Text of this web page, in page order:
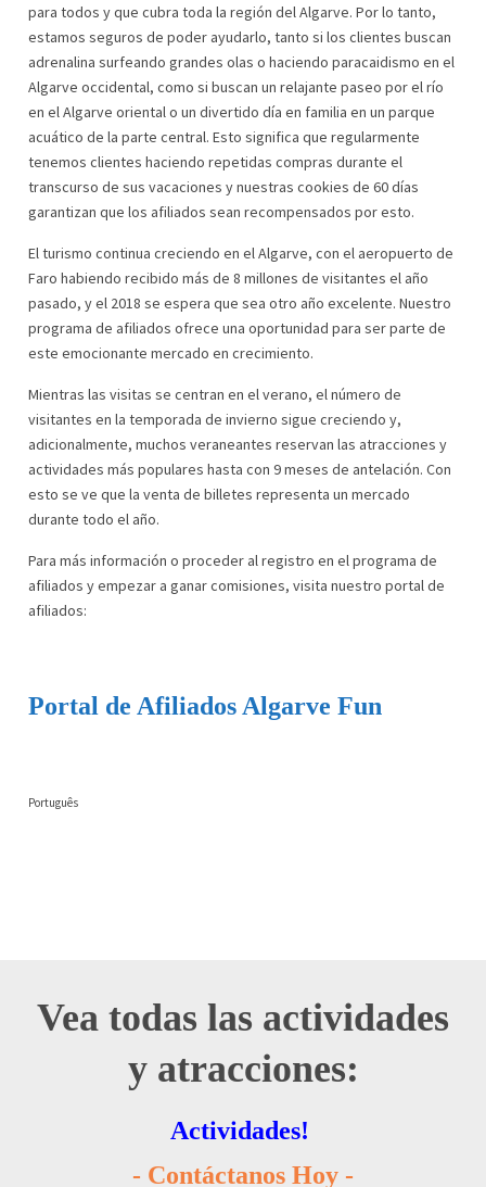
para todos y que cubra toda la región del Algarve. Por lo tanto,
estamos seguros de poder ayudarlo, tanto si los clientes buscan
adrenalina surfeando grandes olas o haciendo paracaidismo en el
Algarve occidental, como si buscan un relajante paseo por el río
en el Algarve oriental o un divertido día en familia en un parque
acuático de la parte central. Esto significa que regularmente
tenemos clientes haciendo repetidas compras durante el
transcurso de sus vacaciones y nuestras cookies de 60 días
garantizan que los afiliados sean recompensados por esto.
El turismo continua creciendo en el Algarve, con el aeropuerto de
Faro habiendo recibido más de 8 millones de visitantes el año
pasado, y el 2018 se espera que sea otro año excelente. Nuestro
programa de afiliados ofrece una oportunidad para ser parte de
este emocionante mercado en crecimiento.
Mientras las visitas se centran en el verano, el número de
visitantes en la temporada de invierno sigue creciendo y,
adicionalmente, muchos veraneantes reservan las atracciones y
actividades más populares hasta con 9 meses de antelación. Con
esto se ve que la venta de billetes representa un mercado
durante todo el año.
Para más información o proceder al registro en el programa de
afiliados y empezar a ganar comisiones, visita nuestro portal de
afiliados:
Portal de Afiliados Algarve Fun
Português
Vea todas las actividades
y atracciones:
Actividades!
- Contáctanos Hoy -